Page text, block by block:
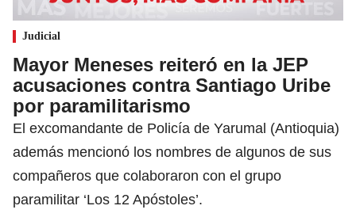
Judicial
Mayor Meneses reiteró en la JEP
acusaciones contra Santiago Uribe
por paramilitarismo
El excomandante de Policía de Yarumal (Antioquia)
además mencionó los nombres de algunos de sus
compañeros que colaboraron con el grupo
paramilitar ‘Los 12 Apóstoles’.